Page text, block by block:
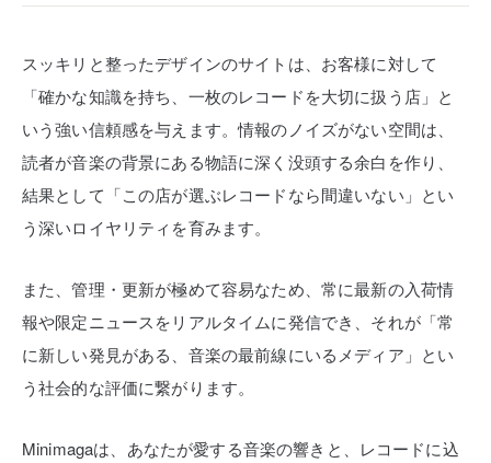
スッキリと整ったデザインのサイトは、お客様に対して
「確かな知識を持ち、一枚のレコードを大切に扱う店」と
いう強い信頼感を与えます。情報のノイズがない空間は、
読者が音楽の背景にある物語に深く没頭する余白を作り、
結果として「この店が選ぶレコードなら間違いない」とい
う深いロイヤリティを育みます。
また、管理・更新が極めて容易なため、常に最新の入荷情
報や限定ニュースをリアルタイムに発信でき、それが「常
に新しい発見がある、音楽の最前線にいるメディア」とい
う社会的な評価に繋がります。
Minimagaは、あなたが愛する音楽の響きと、レコードに込